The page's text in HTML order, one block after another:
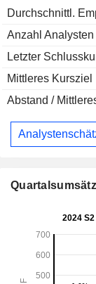
Durchschnittl.
Anzahl Analysten
Letzter
Mittleres Kursziel
Abstand /